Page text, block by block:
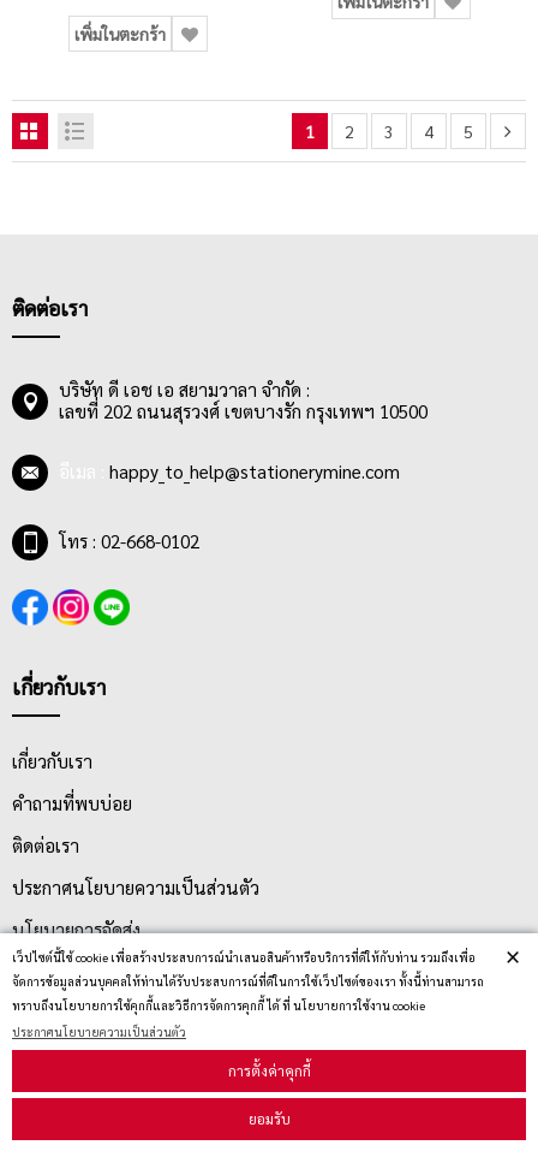
เว็ปไซต์นี้ใช้ cookie เพื่อสร้างประสบการณ์นำเสนอสินค้าหรือบริการที่ดีให้กับท่าน รวมถึงเพื่อ
จัดการข้อมูลส่วนบุคคลให้ท่านได้รับประสบการณ์ที่ดีในการใช้เว็ปไซต์ของเรา ทั้งนี้ท่านสามารถ
ทราบถึงนโยบายการใช้คุกกี้และวิธีการจัดการคุกกี้ ได้ ที่ นโยบายการใช้งาน cookie
ประกาศนโยบายความเป็นส่วนตัว
การตั้งค่าคุกกี้
ยอมรับ
×
เพิ่มในตะกร้า
1 2 3 4 5
ติดต่อเรา
บริษัท ดี เอช เอ สยามวาลา จำกัด :
เลขที่ 202 ถนนสุรวงศ์ เขตบางรัก กรุงเทพฯ 10500
happy_to_help@stationerymine.com
โทร : 02-668-0102
เกี่ยวกับเรา
เกี่ยวกับเรา
คำถามที่พบบ่อย
ติดต่อเรา
ประกาศนโยบายความเป็นส่วนตัว
นโยบายการจัดส่ง
นโยบายการเปลี่ยน/คืน สินค้า
บริการลูกค้า